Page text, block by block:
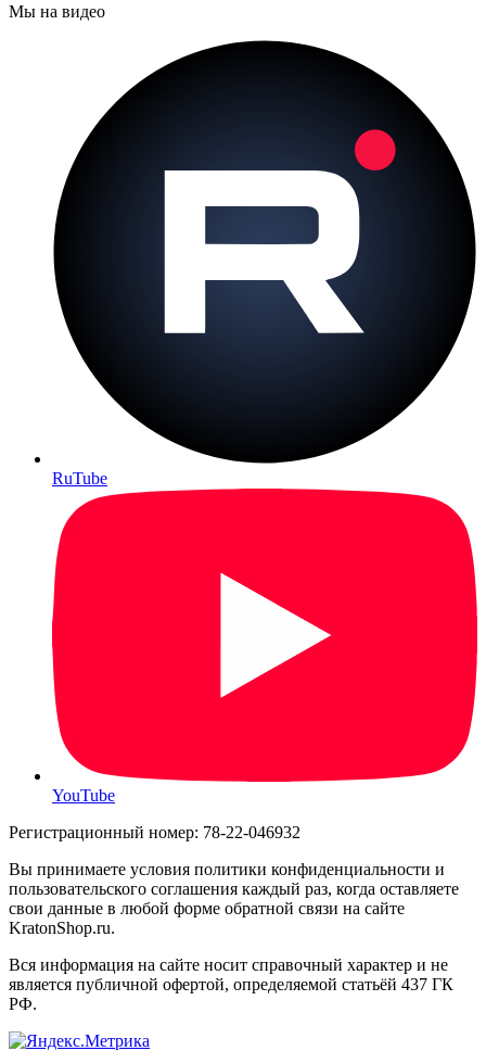
Мы на видео
RuTube
YouTube
Регистрационный номер: 78-22-046932
Вы принимаете условия политики конфиденциальности и
пользовательского соглашения каждый раз, когда оставляете
свои данные в любой форме обратной связи на сайте
KratonShop.ru.
Вся информация на сайте носит справочный характер и не
является публичной офертой, определяемой статьёй 437 ГК
РФ.